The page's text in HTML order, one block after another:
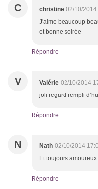
C christine 02/10/2014
J'aime beaucoup
et bonne soirée
Répondre
V Valérie 02/10/2014
joli regard rempli
Répondre
N Nath 02/10/2014
Et toujours
Répondre